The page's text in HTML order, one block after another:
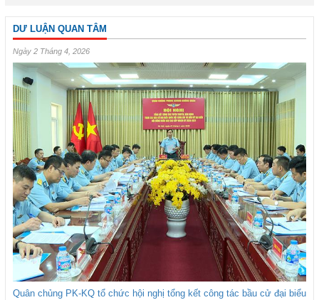
DƯ LUẬN QUAN TÂM
Ngày 2 Tháng 4, 2026
Quân chủng PK-KQ tổ chức hội nghị tổng kết công tác bầu cử đại biểu